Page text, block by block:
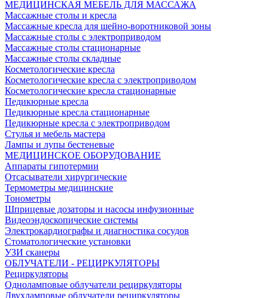
МЕДИЦИНСКАЯ МЕБЕЛЬ ДЛЯ МАССАЖА
Массажные столы и кресла
Массажные кресла для шейно-воротниковой зоны
Массажные столы с электроприводом
Массажные столы стационарные
Массажные столы складные
Косметологические кресла
Косметологические кресла с электроприводом
Косметологические кресла стационарные
Педикюрные кресла
Педикюрные кресла стационарные
Педикюрные кресла с электроприводом
Стулья и мебель мастера
Лампы и лупы бестеневые
МЕДИЦИНСКОЕ ОБОРУДОВАНИЕ
Аппараты гипотермии
Отсасыватели хирургические
Термометры медицинские
Тонометры
Шприцевые дозаторы и насосы инфузионные
Видеоэндоскопические системы
Электрокардиографы и диагностика сосудов
Стоматологические установки
УЗИ сканеры
ОБЛУЧАТЕЛИ - РЕЦИРКУЛЯТОРЫ
Рециркуляторы
Одноламповые облучатели рециркуляторы
Двухламповые облучатели рециркуляторы